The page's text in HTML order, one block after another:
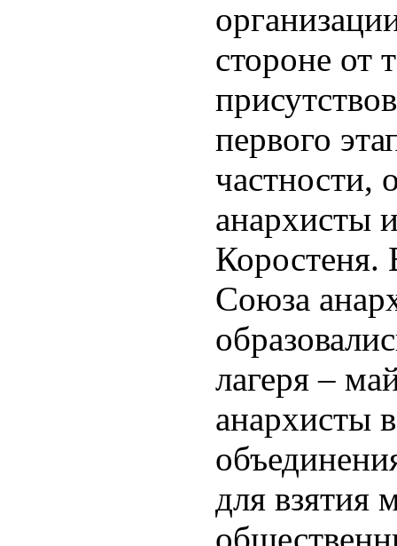
стороне от
первого
частности,
анархисты
Коростеня.
Союза
лагеря –
анархисты
для взятия